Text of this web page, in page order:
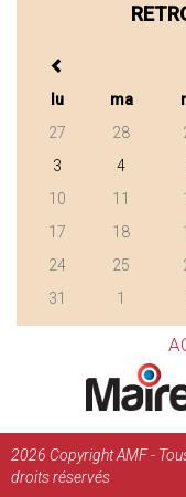
lu
ma
27
28
3
4
10
11
17
18
24
25
31
1
2026 Copyright AMF -
droits réservés